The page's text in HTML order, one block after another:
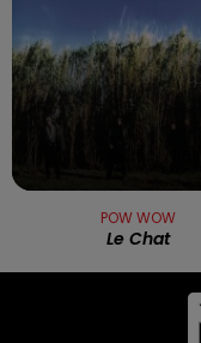
POW WOW
Le Chat